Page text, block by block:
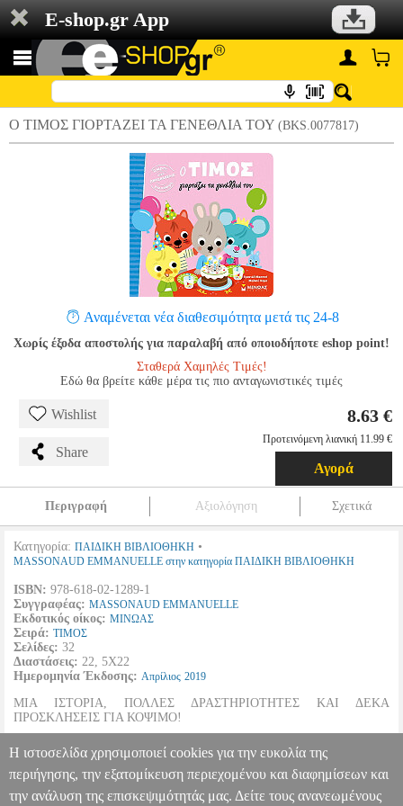
E-shop.gr App
Ο ΤΙΜΟΣ ΓΙΟΡΤΑΖΕΙ ΤΑ ΓΕΝΕΘΛΙΑ ΤΟΥ (BKS.0077817)
Αναμένεται νέα διαθεσιμότητα μετά τις 24-8
Χωρίς έξοδα αποστολής για παραλαβή από οποιοδήποτε eshop point!
Σταθερά Χαμηλές Τιμές!
Εδώ θα βρείτε κάθε μέρα τις πιο ανταγωνιστικές τιμές
Wishlist
Share
8.63 €
Προτεινόμενη λιανική 11.99 €
Αγορά
Περιγραφή Αξιολόγηση Σχετικά
Κατηγορία: ΠΑΙΔΙΚΗ ΒΙΒΛΙΟΘΗΚΗ •
MASSONAUD EMMANUELLE στην κατηγορία ΠΑΙΔΙΚΗ ΒΙΒΛΙΟΘΗΚΗ
ISBN: 978-618-02-1289-1
Συγγραφέας: MASSONAUD EMMANUELLE
Εκδοτικός οίκος: ΜΙΝΩΑΣ
Σειρά: ΤΙΜΟΣ
Σελίδες: 32
Διαστάσεις: 22, 5Χ22
Ημερομηνία Έκδοσης: Απρίλιος 2019
ΜΙΑ ΙΣΤΟΡΙΑ, ΠΟΛΛΕΣ ΔΡΑΣΤΗΡΙΟΤΗΤΕΣ ΚΑΙ ΔΕΚΑ
ΠΡΟΣΚΛΗΣΕΙΣ ΓΙΑ ΚΟΨΙΜΟ!
Υπάρχουν τόσα πράγματα που πρέπει να γίνουν για τα γενέθλια του
Τίμου...
Ο ΤΙΜΟΣ ΓΙΟΡΤΑΖΕΙ ΤΑ ΓΕΝΕΘΛΙΑ ΤΟΥ BKS.0077817
Η ιστοσελίδα χρησιμοποιεί cookies για την ευκολία της
περιήγησης, την εξατομίκευση περιεχομένου και διαφημίσεων και
την ανάλυση της επισκεψιμότητάς μας. Δείτε τους ανανεωμένους